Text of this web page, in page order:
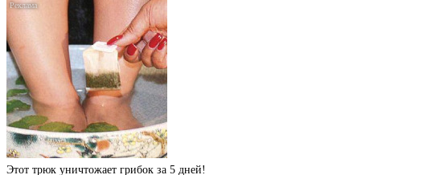
Этот трюк уничтожает грибок за 5 дней!